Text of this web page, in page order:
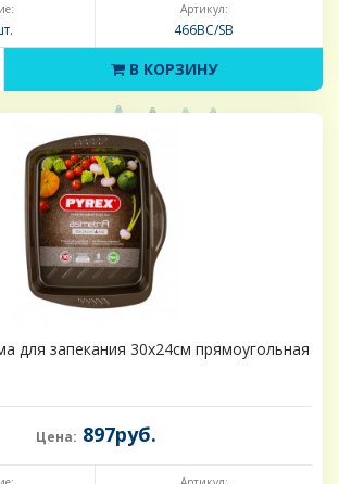
Артикул:
466BC/SB
В КОРЗИНУ
для запекания 30х24см прямоугольная
Цена: 897руб.